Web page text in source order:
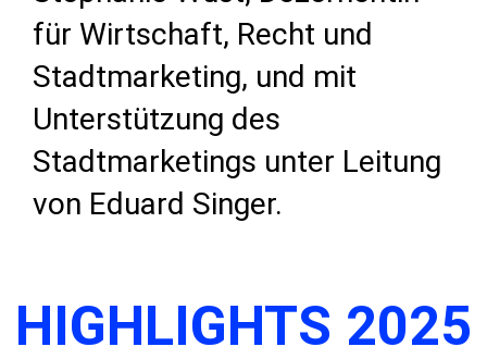
für Wirtschaft, Recht und
Stadtmarketing, und mit
Unterstützung des
Stadtmarketings unter Leitung
von Eduard Singer.
HIGHLIGHTS 2025